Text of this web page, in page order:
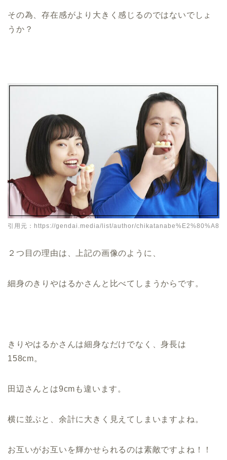
その為、存在感がより大きく感じるのではないでしょ
うか？
引用元：https://gendai.media/list/author/chikatanabe%E2%80%A8
２つ目の理由は、上記の画像のように、
細身のきりやはるかさんと比べてしまうからです。
きりやはるかさんは細身なだけでなく、身長は
158cm。
田辺さんとは9cmも違います。
横に並ぶと、余計に大きく見えてしまいますよね。
お互いがお互いを輝かせられるのは素敵ですよね！！